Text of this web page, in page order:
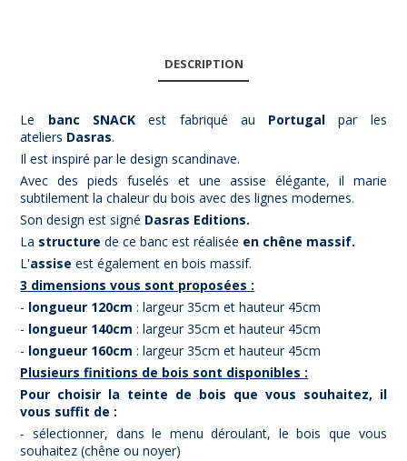
DESCRIPTION
Le banc SNACKest fabriqué au Portugal par les
ateliers Dasras.
Il est inspiré par le design scandinave.
Avec des pieds fuselés et une assise élégante, il marie
subtilement la chaleur du bois avec des lignes modernes.
Son design est signé Dasras Editions.
La structure de ce banc est réalisée en chêne massif.
L'assise est également en bois massif.
3 dimensions vous sont proposées :
- longueur 120cm : largeur 35cm et hauteur 45cm
- longueur 140cm : largeur 35cm et hauteur 45cm
- longueur 160cm : largeur 35cm et hauteur 45cm
Plusieurs finitions de bois sont disponibles :
Pour choisir la teinte de bois que vous souhaitez, il
vous suffit de :
- sélectionner, dans le menu déroulant, le bois que vous
souhaitez (chêne ou noyer)